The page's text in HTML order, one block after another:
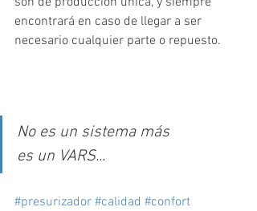
encontrará en caso de llegar a ser
necesario cualquier parte o repuesto.
No es un sistema más
es un VARS...
#presurizador #calidad #confort